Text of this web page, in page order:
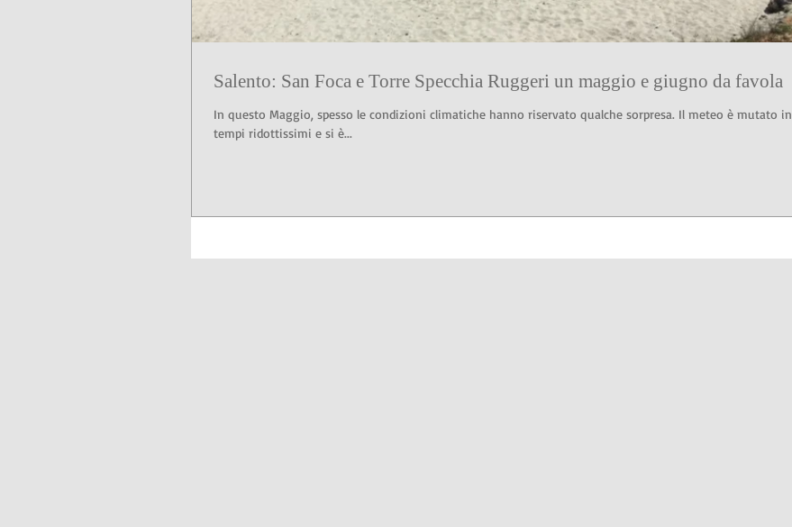
Salento: San Foca e Torre Specchia Ruggeri un maggio e giugno da favola
In questo Maggio, spesso le condizioni climatiche hanno riservato qualche sorpresa. Il meteo è mutato in
tempi ridottissimi e si è...